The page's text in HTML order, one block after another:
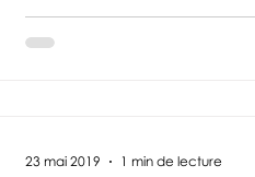
23 mai 2019 1 min de lecture